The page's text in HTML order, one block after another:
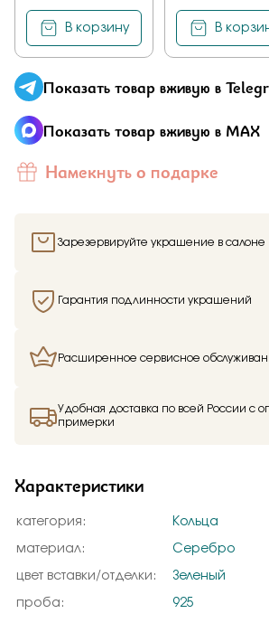
В корзину В
Показать товар вживую в
Показать товар вживую в MAX
Намекнуть о подарке
Зарезервируйте украшение в салоне
Гарантия подлинности украшений
Расширенное сервисное
Удобная доставка по всей России с
примерки
Характеристики
категория: Кольца
материал: Серебро
цвет вставки/отделки: Зеленый
проба: 925